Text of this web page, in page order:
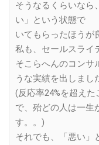
そうなるくらいなら
い」という状態で
いてもらったほうが
私も、セールスライ
そこらへんのコンサ
うな実績を出しまし
(反応率24%を超え
で、殆どの人は一生
す。。)
それでも、「悪い」